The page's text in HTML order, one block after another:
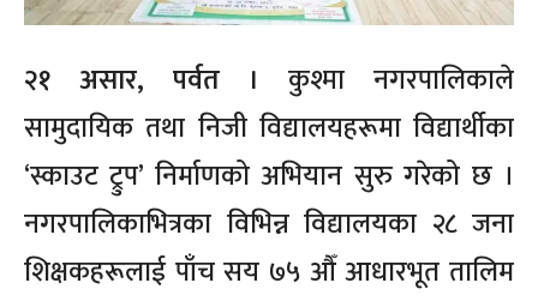
२१ असार, पर्वत । कुश्मा नगरपालिकाले
सामुदायिक तथा निजी विद्यालयहरूमा विद्यार्थीका
‘स्काउट ट्रुप’ निर्माणको अभियान सुरु गरेको छ ।
नगरपालिकाभित्रका विभिन्न विद्यालयका २८ जना
शिक्षकहरूलाई पाँच सय ७५ औँ आधारभूत तालिम